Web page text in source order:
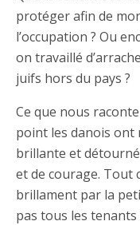
protéger afin de
l’occupation ? Ou
on travaillé
juifs hors du pays ?
Ce que nous
point les danois ont
brillante et
et de courage. Tout
brillament par la
pas tous les